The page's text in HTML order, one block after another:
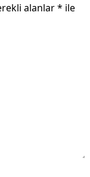
alanlar* ile